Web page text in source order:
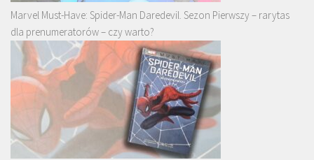
Marvel Must-Have: Spider-Man Daredevil. Sezon Pierwszy – rarytas
dla prenumeratorów – czy warto?